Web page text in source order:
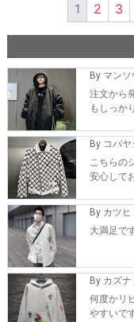
1 2 3
By マン
注文から
もしっか
By コバ
こちらの
安心して
By カツ
大満足で
By カズ
何度かリ
やすいです